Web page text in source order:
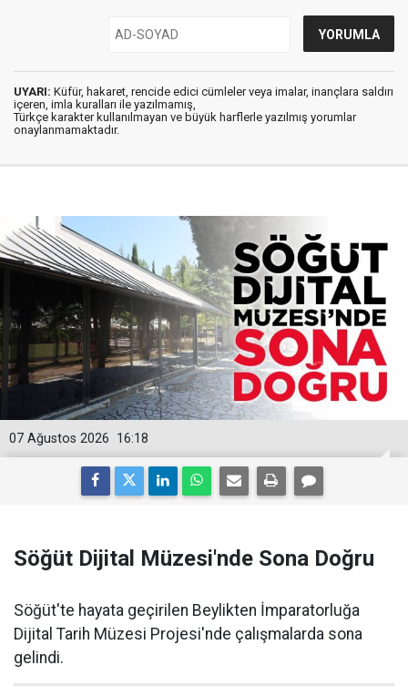
UYARI: Küfür, hakaret, rencide edici cümleler veya imalar, inançlara saldırı
içeren, imla kuralları ile yazılmamış,
Türkçe karakter kullanılmayan ve büyük harflerle yazılmış yorumlar
onaylanmamaktadır.
16:18
07 Ağustos 2026
Söğüt Dijital Müzesi'nde Sona Doğru
Söğüt'te hayata geçirilen Beylikten İmparatorluğa
Dijital Tarih Müzesi Projesi'nde çalışmalarda sona
gelindi.